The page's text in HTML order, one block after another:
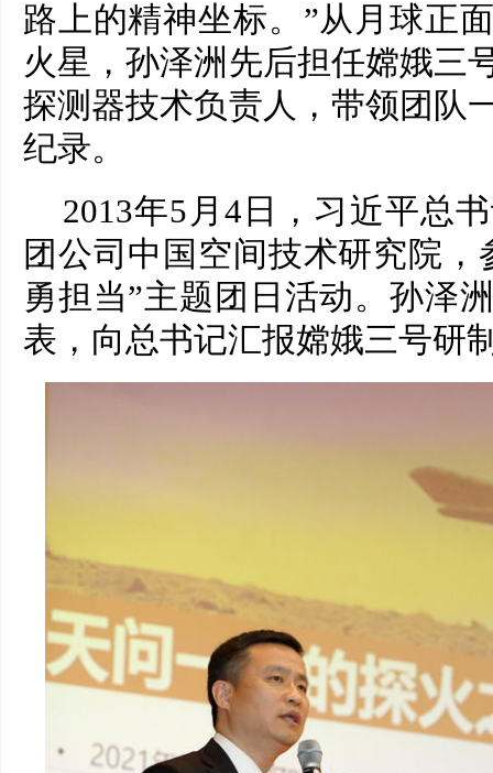
路上的精神坐标。”从月球正
火星，孙泽洲先后担任嫦娥三
探测器技术负责人，带领团队
纪录。
2013年5月4日，习近平总
团公司中国空间技术研究院
勇担当”主题团日活动。孙泽
表，向总书记汇报嫦娥三号研